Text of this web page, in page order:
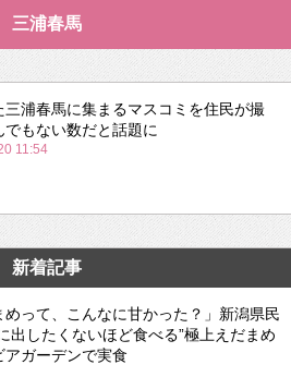
三浦春馬
三浦春馬に集まるマスコミを住民が撮
もない数だと話題に
11:54
新着記事
めって、こんなに甘かった？」新潟県民
出したくないほど食べる”極上えだまめ
アガーデンで実食